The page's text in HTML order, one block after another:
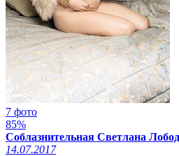
7 фото
85%
Соблазнительная Светлана
14.07.2017